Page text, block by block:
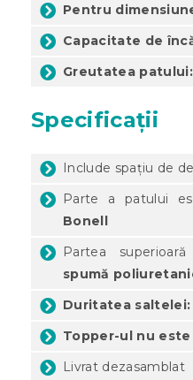
Pentru
Capacitate de
Greutatea patului:
Specificații
Include spațiu de
Parte a patului
Bonell
Partea
spumă
Duritatea saltelei:
Topper-ul nu
Livrat dezasamblat